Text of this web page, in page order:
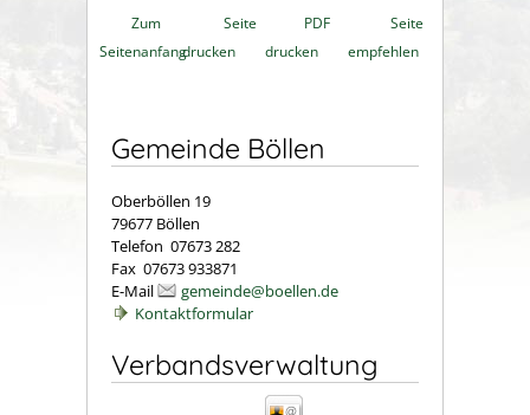
Zum
Seitenanfang
Seite
drucken
PDF
drucken
Seite
empfehlen
Gemeinde Böllen
Oberböllen 19
79677 Böllen
Telefon 07673 282
Fax 07673 933871
E-Mail
gemeinde@boellen.de
Kontaktformular
Verbandsverwaltung